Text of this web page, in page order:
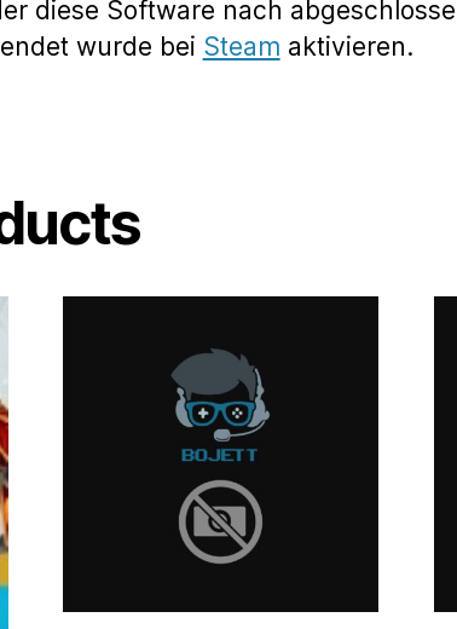
diese Software nach
wurde bei Steam aktivieren.